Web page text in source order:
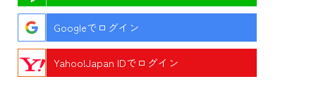
Googleでログイン
Yahoo!Japan IDでログイン